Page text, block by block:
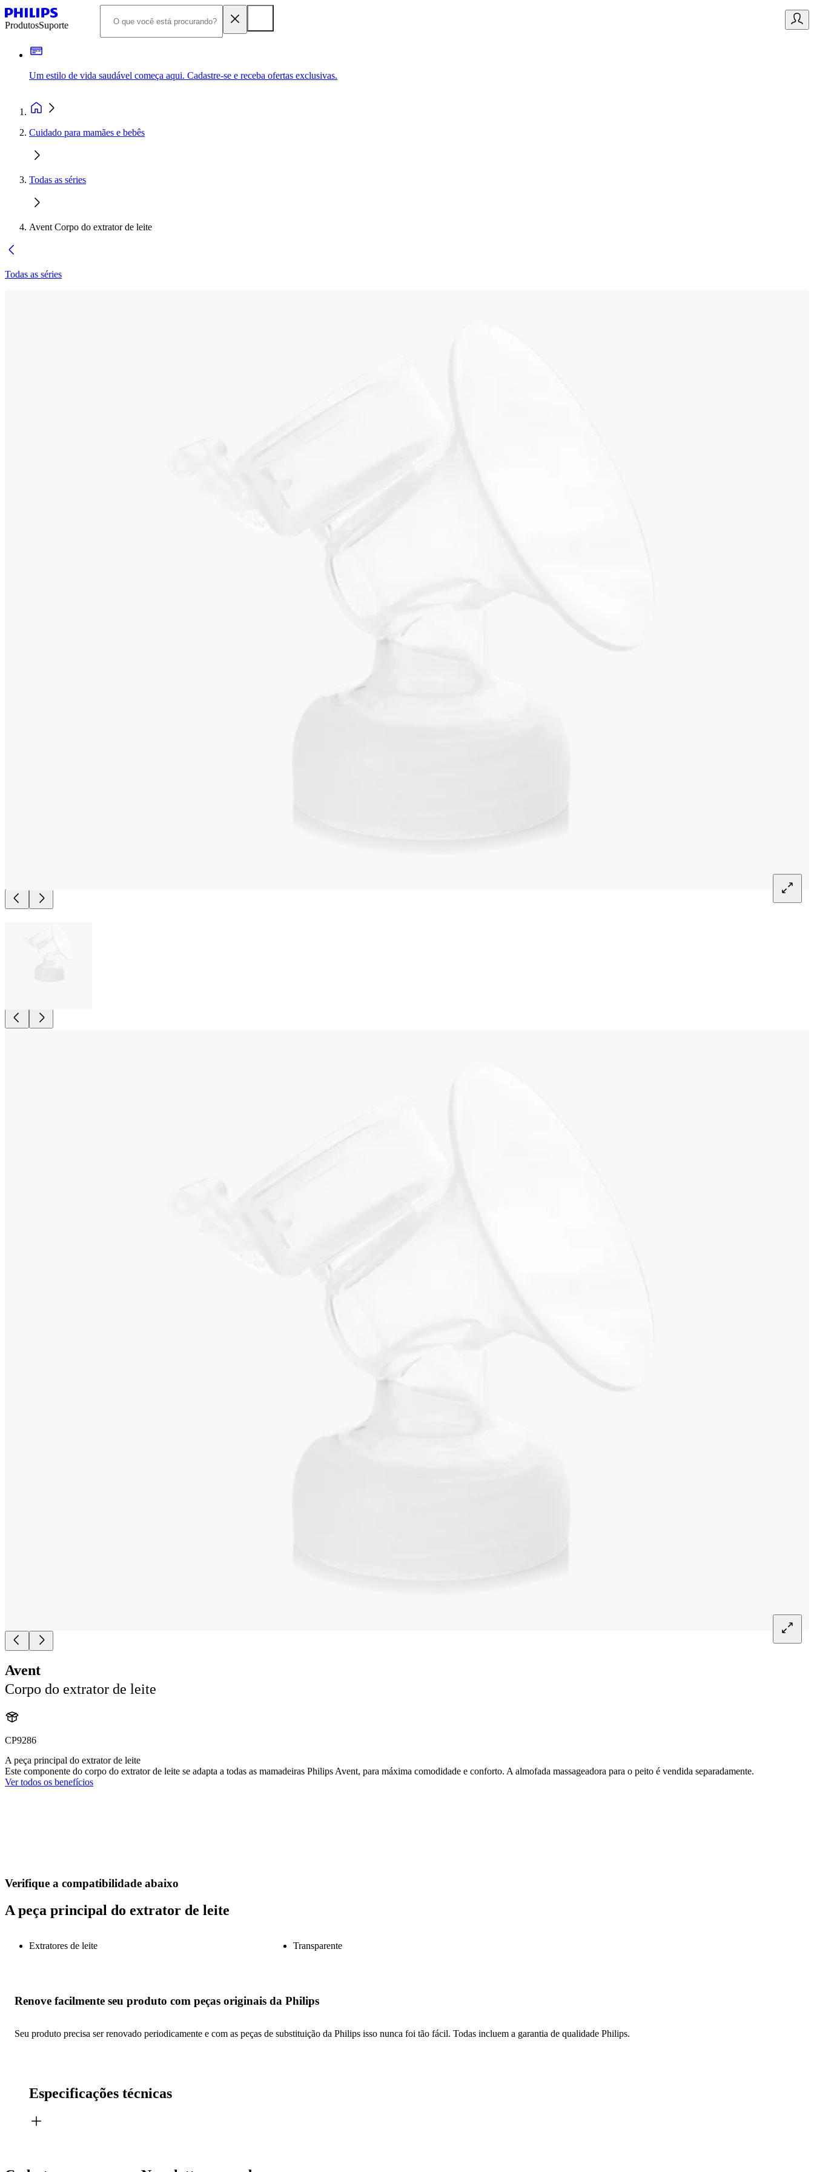
ProdutosSuporte
Um estilo de vida saudável começa aqui. Cadastre-se e receba ofertas exclusivas.
Cuidado para mamães e bebês
Todas as séries
Avent Corpo do extrator de leite
Todas as séries
Avent
Corpo do extrator de leite
CP9286
A peça principal do extrator de leite
Este componente do corpo do extrator de leite se adapta a todas as mamadeiras Philips Avent, para máxima comodidade e conforto. A almofada massageadora para o peito é vendida separadamente.
Ver todos os benefícios
Verifique a compatibilidade abaixo
A peça principal do extrator de leite
Extratores de leite Transparente
Renove facilmente seu produto com peças originais da Philips
Seu produto precisa ser renovado periodicamente e com as peças de substituição da Philips isso nunca foi tão fácil. Todas incluem a garantia de qualidade Philips.
Especificações técnicas